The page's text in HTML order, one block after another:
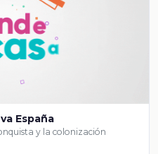
España
y la colonización